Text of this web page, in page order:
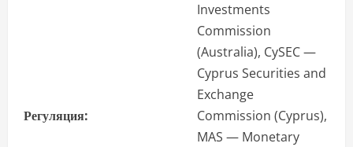
Регуляция:
Investments
Commission
(Australia), CySEC —
Cyprus Securities and
Exchange
Commission (Cyprus),
MAS — Monetary